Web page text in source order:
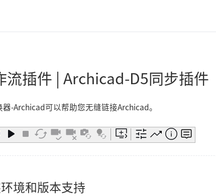
流插件 | Archicad-D5同步插件
器-Archicad可以帮助您无缝链接Archicad。
境和版本支持